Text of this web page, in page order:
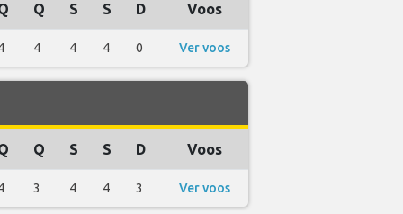
Q S S D Voos
4 4 4 0 Ver voos
Q S S D Voos
3 4 4 3 Ver voos